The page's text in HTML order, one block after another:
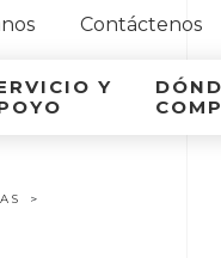
Contáctenos
Y